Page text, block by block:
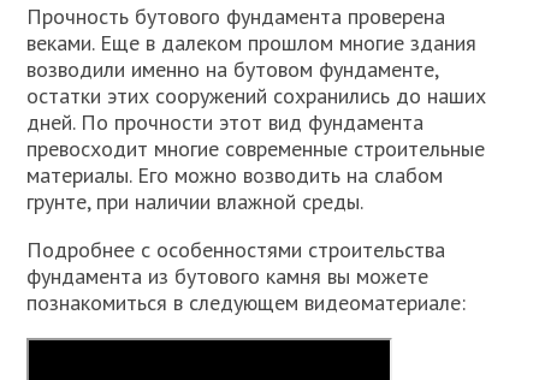
Прочность бутового фундамента проверена
веками. Еще в далеком прошлом многие здания
возводили именно на бутовом фундаменте,
остатки этих сооружений сохранились до наших
дней. По прочности этот вид фундамента
превосходит многие современные строительные
материалы. Его можно возводить на слабом
грунте, при наличии влажной среды.
Подробнее с особенностями строительства
фундамента из бутового камня вы можете
познакомиться в следующем видеоматериале: